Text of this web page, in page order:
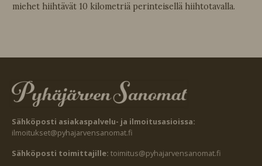
miehet hiihtävät 10 kilometriä perinteisellä hiihtotavalla.
Sähköposti asiakaspalvelu- ja ilmoitusasioissa:
ilmoitukset@pyhajarvensanomat.fi
Sähköposti toimittajille: toimitus@pyhajarvensanomat.fi